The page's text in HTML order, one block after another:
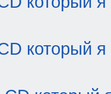
который я